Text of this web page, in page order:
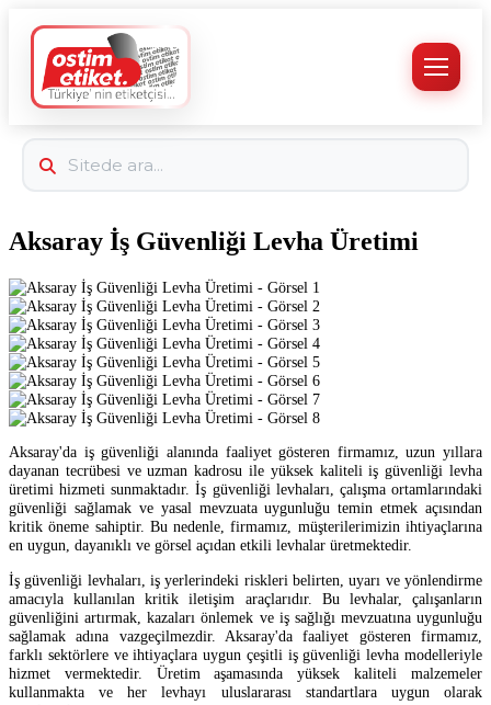
Aksaray İş Güvenliği Levha Üretimi
Aksaray'da iş güvenliği alanında faaliyet gösteren firmamız, uzun yıllara
dayanan tecrübesi ve uzman kadrosu ile yüksek kaliteli iş güvenliği levha
üretimi hizmeti sunmaktadır. İş güvenliği levhaları, çalışma ortamlarındaki
güvenliği sağlamak ve yasal mevzuata uygunluğu temin etmek açısından
kritik öneme sahiptir. Bu nedenle, firmamız, müşterilerimizin ihtiyaçlarına
en uygun, dayanıklı ve görsel açıdan etkili levhalar üretmektedir.
İş güvenliği levhaları, iş yerlerindeki riskleri belirten, uyarı ve yönlendirme
amacıyla kullanılan kritik iletişim araçlarıdır. Bu levhalar, çalışanların
güvenliğini artırmak, kazaları önlemek ve iş sağlığı mevzuatına uygunluğu
sağlamak adına vazgeçilmezdir. Aksaray'da faaliyet gösteren firmamız,
farklı sektörlere ve ihtiyaçlara uygun çeşitli iş güvenliği levha modelleriyle
hizmet vermektedir. Üretim aşamasında yüksek kaliteli malzemeler
kullanmakta ve her levhayı uluslararası standartlara uygun olarak